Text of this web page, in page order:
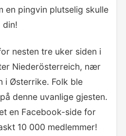
en pingvin plutselig skulle
din!
nesten tre uker siden i
Niederösterreich, nær
i Østerrike. Folk ble
denne uvanlige gjesten.
en Facebook-side for
10 000 medlemmer!